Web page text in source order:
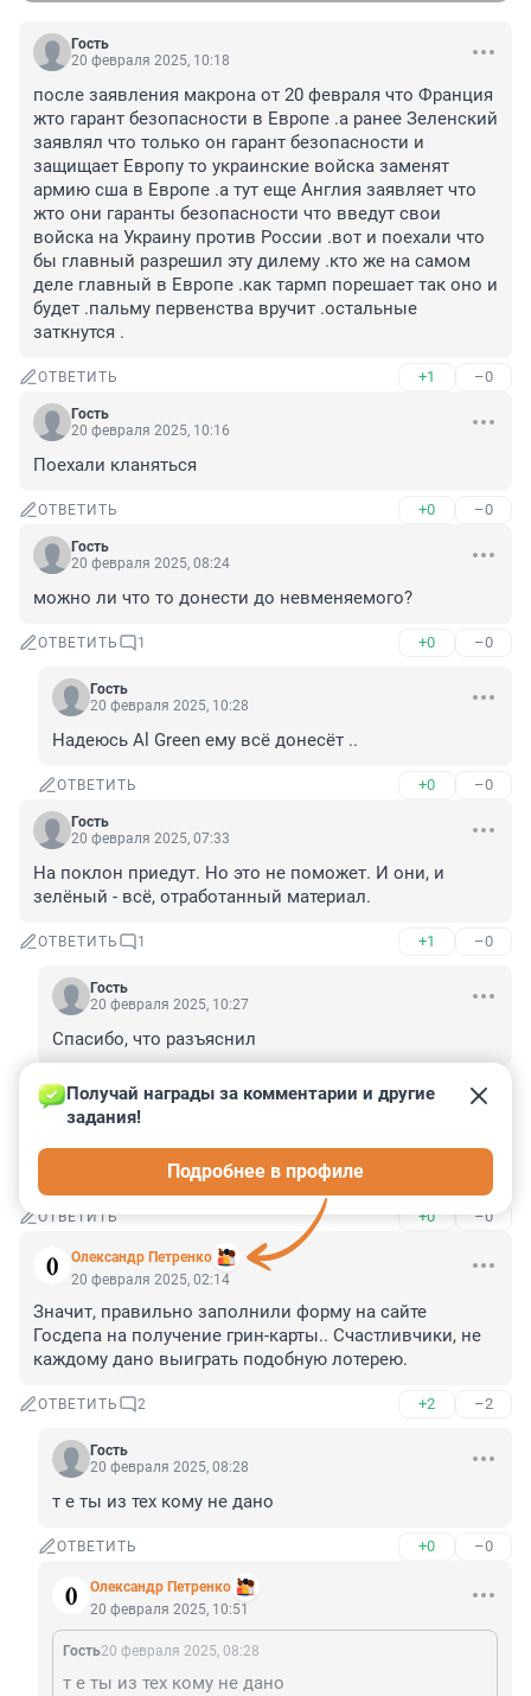
Гость
20 февраля 2025, 10:18
после заявления макрона от 20 февраля что Франция
жто гарант безопасности в Европе .а ранее Зеленский
заявлял что только он гарант безопасности и
защищает Европу то украинские войска заменят
армию сша в Европе .а тут еще Англия заявляет что
жто они гаранты безопасности что введут свои
войска на Украину против России .вот и поехали что
бы главный разрешил эту дилему .кто же на самом
деле главный в Европе .как тармп порешает так оно и
будет .пальму первенства вручит .остальные
заткнутся .
ОТВЕТИТЬ +1 –0
Гость
20 февраля 2025, 10:16
Поехали кланяться
ОТВЕТИТЬ +0 –0
Гость
20 февраля 2025, 08:24
можно ли что то донести до невменяемого?
ОТВЕТИТЬ 1 +0 –0
Гость
20 февраля 2025, 10:28
Надеюсь Al Green ему всё донесёт ..
ОТВЕТИТЬ +0 –0
Гость
20 февраля 2025, 07:33
На поклон приедут. Но это не поможет. И они, и
зелёный - всё, отработанный материал.
ОТВЕТИТЬ 1 +1 –0
Гость
20 февраля 2025, 10:27
Спасибо, что разъяснил
ОТВЕТИТЬ –0
Гость
А чё не вызвали его к себе ?
ОТВЕТИТЬ +0 –0
Олександр Петренко
Получай награды за комментарии и другие
задания!
Подробнее в профиле
20 февраля 2025, 02:14
Значит, правильно заполнили форму на сайте
Госдепа на получение грин-карты.. Счастливчики, не
каждому дано выиграть подобную лотерею.
ОТВЕТИТЬ 2 +2 –2
Гость
20 февраля 2025, 08:28
т е ты из тех кому не дано
ОТВЕТИТЬ +0 –0
Олександр Петренко
20 февраля 2025, 10:51
Гость20 февраля 2025, 08:28
т е ты из тех кому не дано